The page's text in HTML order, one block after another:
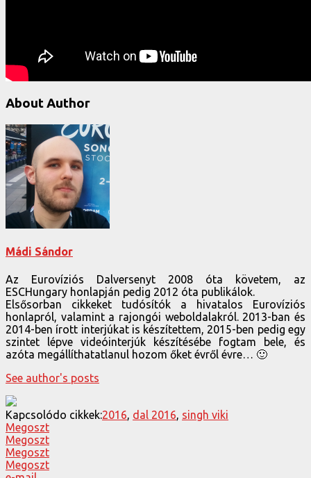
About Author
Mádi Sándor
Az Eurovíziós Dalversenyt 2008 óta követem, az
ESCHungary honlapján pedig 2012 óta publikálok.
Elsősorban cikkeket tudósítók a hivatalos Eurovíziós
honlapról, valamint a rajongói weboldalakról. 2013-ban és
2014-ben írott interjúkat is készítettem, 2015-ben pedig egy
szintet lépve videóinterjúk készítésébe fogtam bele, és
azóta megállíthatatlanul hozom őket évről évre… 🙂
See author's posts
Kapcsolódo cikkek:2016 dal 2016 singh viki
Megoszt
Megoszt
Megoszt
Megoszt